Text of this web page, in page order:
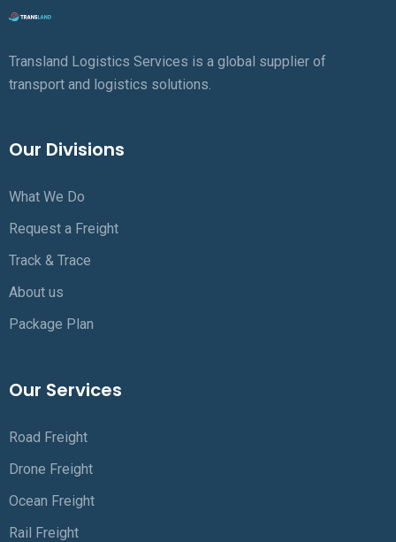
Transland Logistics Services is a global supplier of
transport and logistics solutions.
Our Divisions
What We Do
Request a Freight
Track & Trace
About us
Package Plan
Our Services
Road Freight
Drone Freight
Ocean Freight
Rail Freight